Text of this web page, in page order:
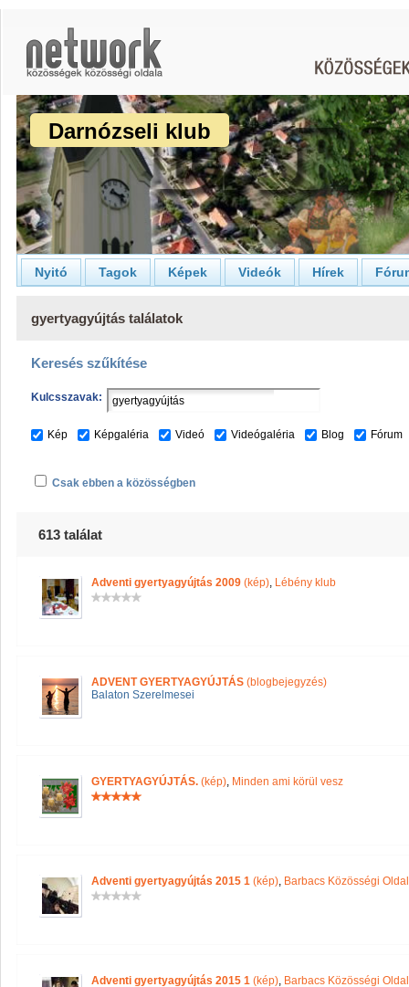
Darnózseli klub
Nyitó Tagok Képek Videók Hírek
gyertyagyújtás találatok
Keresés szűkítése
Kulcsszavak:
Kép Képgaléria Videó Videógaléria Blog Fórum
Csak ebben a közösségben
613 találat
Adventi gyertyagyújtás 2009 (kép), Lébény klub
ADVENT GYERTYAGYÚJTÁS (blogbejegyzés)
Balaton Szerelmesei
GYERTYAGYÚJTÁS. (kép), Minden ami körül vesz
Adventi gyertyagyújtás 2015 1 (kép), Barbacs Közösségi
Adventi gyertyagyújtás 2015 1 (kép), Barbacs Közösségi